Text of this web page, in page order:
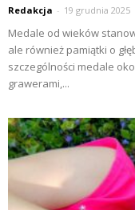
Redakcja - 19 grudnia 2025
Medale od wieków
ale również pamiątki o
szczególności medale
grawerami,...